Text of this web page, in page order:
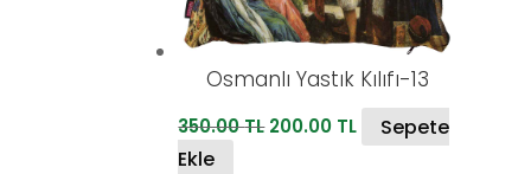
Osmanlı Yastık Kılıfı-13
350.00TL Orijinal
200.00 TL
andaki
Sepete
Ekle